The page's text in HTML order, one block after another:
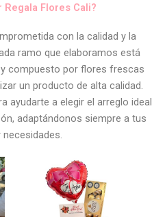
Regala Flores Cali?
con la calidad y la
ramo que elaboramos está
compuesto por flores frescas
un producto de alta calidad.
ayudarte a elegir el arreglo ideal
adaptándonos siempre a tus